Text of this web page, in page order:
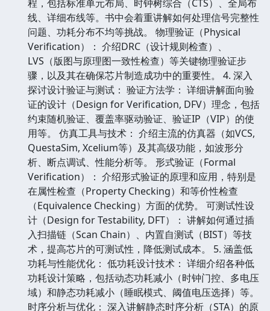
程，包括标准单元布局、时钟树综合（CTS）、全局布
线、详细布线等。书中会着重讲解如何处理信号完整性
问题、功耗分布不均等挑战。 物理验证（Physical
Verification）： 介绍DRC（设计规则检查）、
LVS（版图与原理图一致性检查）等关键物理验证步
骤，以及其在确保芯片制造成功中的重要性。 4. 深入
探讨设计验证与测试： 验证方法学： 详细讲解面向验
证的设计（Design for Verification, DFV）理念，包括
约束随机验证、覆盖率驱动验证、验证IP（VIP）的使
用等。 仿真工具与技术： 介绍主流的仿真器（如VCS,
QuestaSim, Xcelium等）及其高级功能，如波形分
析、断点调试、性能分析等。 形式验证（Formal
Verification）： 介绍形式验证的原理和应用，特别是
在属性检查（Property Checking）和等价性检查
（Equivalence Checking）方面的优势。 可测试性设
计（Design for Testability, DFT）： 讲解如何通过插
入扫描链（Scan Chain）、内置自测试（BIST）等技
术，提高芯片的可测试性，降低测试成本。 5. 涵盖低
功耗与性能优化： 低功耗设计技术： 详细介绍各种低
功耗设计策略，包括动态功耗减小（时钟门控、多电压
域）和静态功耗减小（睡眠模式、阈值电压选择）等。
时序分析与优化： 深入讲解静态时序分析（STA）的原